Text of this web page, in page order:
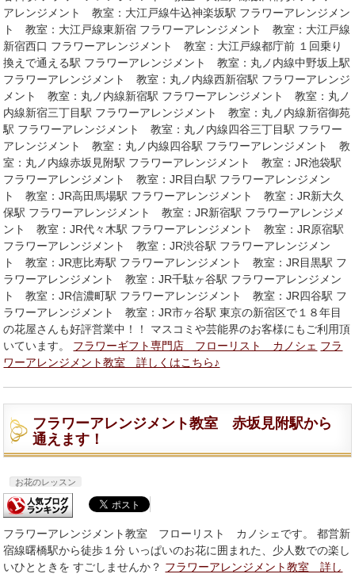
アレンジメント 教室：大江戸線牛込神楽坂駅 フラワーアレンジメン
ト 教室：大江戸線東新宿 フラワーアレンジメント 教室：大江戸線
新宿西口 フラワーアレンジメント 教室：大江戸線都庁前 １回乗り
換えで通える駅 フラワーアレンジメント 教室：丸ノ内線中野坂上駅
フラワーアレンジメント 教室：丸ノ内線西新宿駅 フラワーアレンジ
メント 教室：丸ノ内線新宿駅 フラワーアレンジメント 教室：丸ノ
内線新宿三丁目駅 フラワーアレンジメント 教室：丸ノ内線新宿御苑
駅 フラワーアレンジメント 教室：丸ノ内線四谷三丁目駅 フラワー
アレンジメント 教室：丸ノ内線四谷駅 フラワーアレンジメント 教
室：丸ノ内線赤坂見附駅 フラワーアレンジメント 教室：JR池袋駅
フラワーアレンジメント 教室：JR目白駅 フラワーアレンジメン
ト 教室：JR高田馬場駅 フラワーアレンジメント 教室：JR新大久
保駅 フラワーアレンジメント 教室：JR新宿駅 フラワーアレンジメ
ント 教室：JR代々木駅 フラワーアレンジメント 教室：JR原宿駅
フラワーアレンジメント 教室：JR渋谷駅 フラワーアレンジメン
ト 教室：JR恵比寿駅 フラワーアレンジメント 教室：JR目黒駅 フ
ラワーアレンジメント 教室：JR千駄ヶ谷駅 フラワーアレンジメン
ト 教室：JR信濃町駅 フラワーアレンジメント 教室：JR四谷駅 フ
ラワーアレンジメント 教室：JR市ヶ谷駅 東京の新宿区で１８年目
の花屋さんも好評営業中！！ マスコミや芸能界のお客様にもご利用頂
いています。 フラワーギフト専門店 フローリスト カノシェ フラ
ワーアレンジメント教室 詳しくはこちら♪
フラワーアレンジメント教室 赤坂見附駅から
通えます！
お花のレッスン
フラワーアレンジメント教室 フローリスト カノシェです。 都営新
宿線曙橋駅から徒歩１分 いっぱいのお花に囲まれた、少人数での楽し
いひとときを すごしませんか？ フラワーアレンジメント教室 詳し